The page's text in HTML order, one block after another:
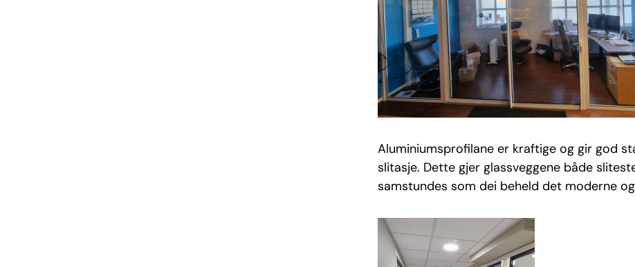
Aluminiumsprofilane er kraftige og gir god
slitasje. Dette gjer glassveggene både
samstundes som dei beheld det moderne